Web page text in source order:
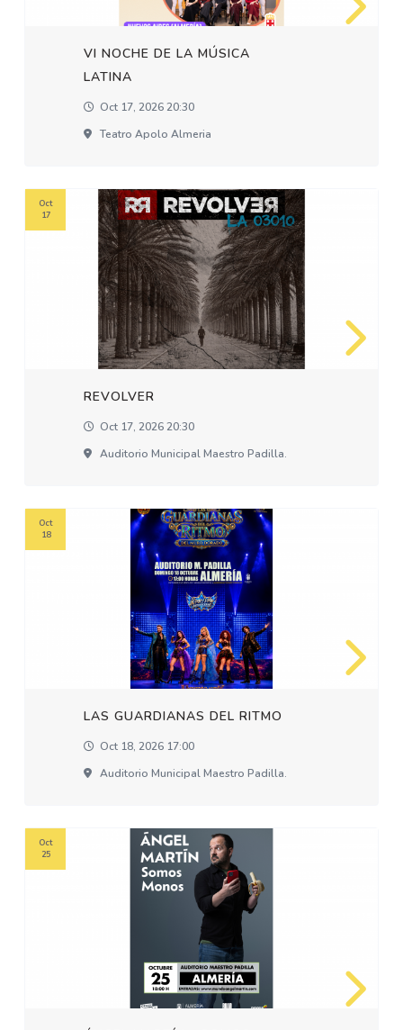
VI NOCHE DE LA MÚSICA
LATINA
Oct 17, 2026 20:30
Teatro Apolo Almeria
REVOLVER
Oct 17, 2026 20:30
Auditorio Municipal Maestro Padilla.
Oct
17
LAS GUARDIANAS DEL RITMO
Oct 18, 2026 17:00
Auditorio Municipal Maestro Padilla.
Oct
18
Oct
25